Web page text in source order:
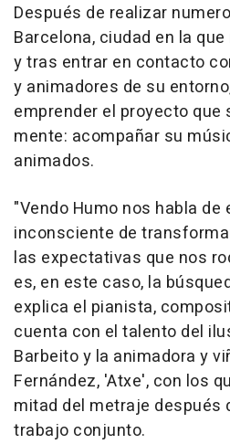
Después de realizar
Barcelona, ciudad en la
y tras entrar en contacto
y animadores de su
emprender el proyecto que
mente: acompañar su
animados.
"Vendo Humo nos habla de
inconsciente de
las expectativas que nos
es, en este caso, la
explica el pianista,
cuenta con el talento del
Barbeito y la animadora y
Fernández, 'Atxe', con los
mitad del metraje después
trabajo conjunto.